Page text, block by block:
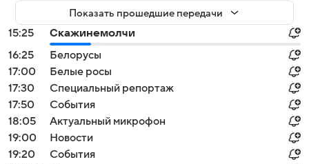
Показать прошедшие передачи
15:25
Скажинемолчи
16:25
Белорусы
17:00
Белые росы
17:30
Специальный репортаж
17:50
События
18:05
Актуальный микрофон
19:00
Новости
19:20
События